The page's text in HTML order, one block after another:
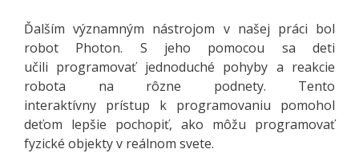
Ďalším významným nástrojom v našej práci bol
robot Photon. S jeho pomocou sa deti
učili programovať jednoduché pohyby a reakcie
robota na rôzne podnety. Tento
interaktívny prístup k programovaniu pomohol
deťom lepšie pochopiť, ako môžu programovať
fyzické objekty v reálnom svete.